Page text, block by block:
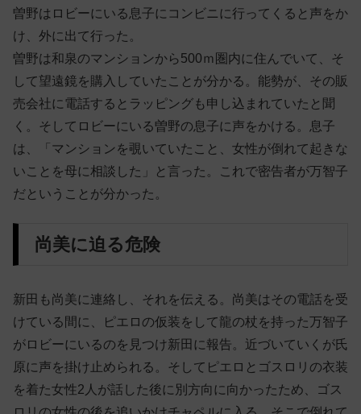
曽野はロビーにいる息子にコンビニに行ってくると声をか
け、外に出て行った。
曽野は和泉のマンションから500ｍ圏内に住んでいて、そ
して望遠鏡を購入していたことが分かる。能勢が、その販
売会社に電話するとラッピングも申し込まれていたと聞
く。そしてロビーにいる曽野の息子に声をかける。息子
は、「マンションを覗いていたこと、女性が倒れて起きな
いことを母に相談した」と言った。これで密告者が万智子
だということが分かった。
尚美に迫る危険
新田も尚美に連絡し、それを伝える。尚美はその電話を受
けている間に、ピエロの仮装をして龍の杖を持った万智子
がロビーにいるのを見つけ新田に報告。近づいていくが氏
原に声を掛け止められる。そしてピエロとゴスロリの衣装
を着た女性2人が話した後に別方向に向かったため、ゴス